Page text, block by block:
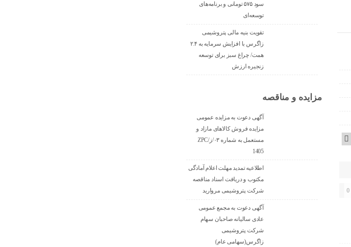
سود ۵۷۵ تومانی و برنامه‌های
توسعه‌ای
تقویت بنیه مالی پتروشیمی
زاگرس با افزایش سرمایه به ۲.۴
همت/ چراغ سبز برای توسعه
زنجیره ارزش
مزایده و مناقصه
آگهی دعوت به مزایده عمومی
مزایده فروش کالاهای مازاد و
مستعمل به شماره ۰۳/ز/ZPC
1405
اطلاعیه تمدید مهلت اعلام آمادگی
مکتوب و دریافت اسناد مناقصه
شرکت پتروشیمی مروارید
آگهی دعوت به مجمع عمومی
عادی سالیانه صاحبان سهام
شرکت پتروشیمی
زاگرس(سهامی عام)